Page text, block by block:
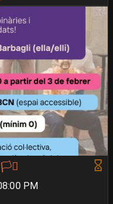
🏳️‍⚧️
PM